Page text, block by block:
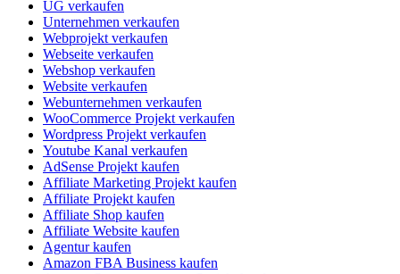
UG verkaufen
Unternehmen verkaufen
Webprojekt verkaufen
Webseite verkaufen
Webshop verkaufen
Website verkaufen
Webunternehmen verkaufen
WooCommerce Projekt verkaufen
Wordpress Projekt verkaufen
Youtube Kanal verkaufen
AdSense Projekt kaufen
Affiliate Marketing Projekt kaufen
Affiliate Projekt kaufen
Affiliate Shop kaufen
Affiliate Website kaufen
Agentur kaufen
Amazon FBA Business kaufen